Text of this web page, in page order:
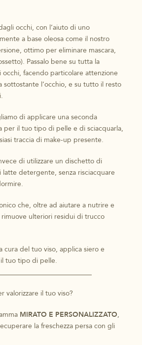
occhi, con l’aiuto di uno
a base oleosa come il nostro
ottimo per eliminare mascara,
Passalo bene su tutta la
facendo particolare attenzione
sottostante l’occhio, e su tutto il resto
di applicare una seconda
per il tuo tipo di pelle e di sciacquarla,
traccia di make-up presente.
di utilizzare un dischetto di
detergente, senza risciacquare
che, oltre ad aiutare a nutrire e
rimuove ulteriori residui di trucco
cura del tuo viso, applica siero e
tuo tipo di pelle.
valorizzare il tuo viso?
MIRATO E PERSONALIZZATO,
la freschezza persa con gli